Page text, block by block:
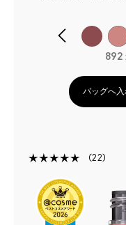
892
バッグへ入
22